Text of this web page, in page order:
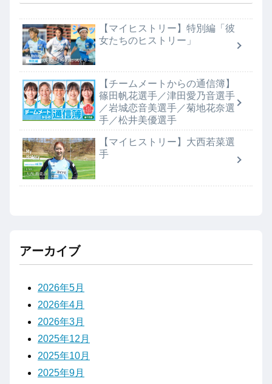
【マイヒストリー】特別編「彼
女たちのヒストリー」
【チームメートからの通信簿】
篠田帆花選手／津田愛乃音選手
／岩城恋音美選手／菊地花奈選
手／松井美優選手
【マイヒストリー】大西若菜選
手
アーカイブ
2026年5月
2026年4月
2026年3月
2025年12月
2025年10月
2025年9月